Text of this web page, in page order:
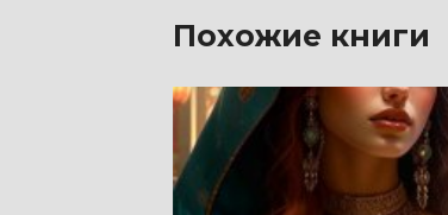
Похожие книги